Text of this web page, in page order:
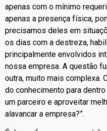
apenas com o mínimo
apenas a presença física,
precisamos deles em
os dias com a destreza,
principalmente envolvidos
nossa empresa. A questão
outra, muito mais complexa.
do conhecimento para
um parceiro e aproveitar
alavancar a empresa?”.